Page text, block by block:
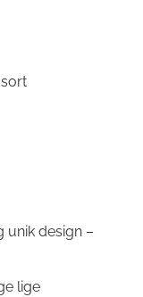
unik design –
lige